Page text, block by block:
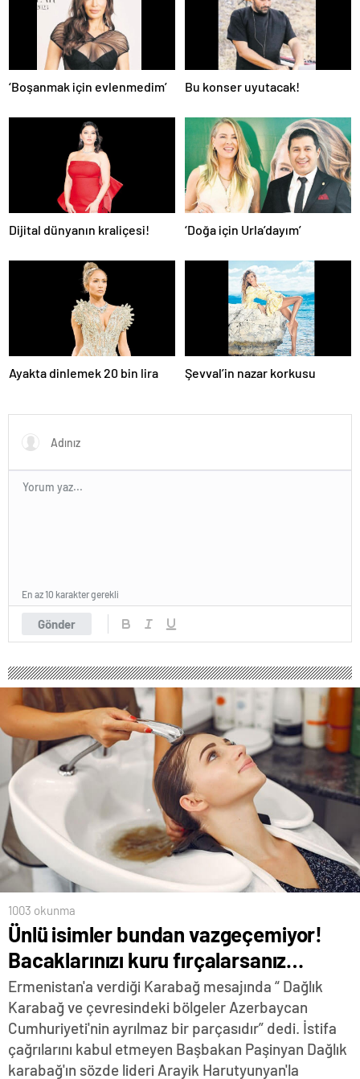
‘Boşanmak için evlenmedim’ Bu konser uyutacak!
Dijital dünyanın kraliçesi! ‘Doğa için Urla’dayım’
Ayakta dinlemek 20 bin lira Şevval’in nazar korkusu
Gönder
En az 10 karakter gerekli
1003 okunma
Ünlü isimler bundan vazgeçemiyor!
Bacaklarınızı kuru fırçalarsanız…
Ermenistan'a verdiği Karabağ mesajında “ Dağlık
Karabağ ve çevresindeki bölgeler Azerbaycan
Cumhuriyeti'nin ayrılmaz bir parçasıdır” dedi. İstifa
çağrılarını kabul etmeyen Başbakan Paşinyan Dağlık
karabağ'ın sözde lideri Arayik Harutyunyan'la